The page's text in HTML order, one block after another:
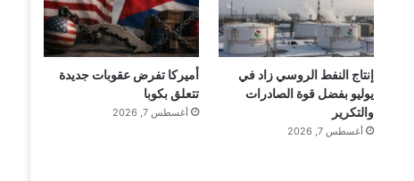
إنتاج النفط الروسي زاد في
يوليو بفضل قوة الصادرات
والتكرير
أغسطس 7, 2026
أميركا تفرض عقوبات جديدة
تتعلق بكوبا
أغسطس 7, 2026